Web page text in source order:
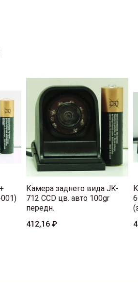
Камера заднего вида JK-
712 CCD цв. авто 100gr
передн.
412,16 ₽